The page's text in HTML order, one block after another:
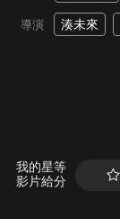
導演 湊未來
我的星等
影片給分